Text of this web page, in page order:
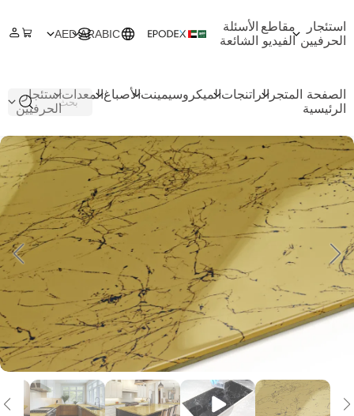
استئجار
الحرفيين
مقاطع
الفيديو
الأسئلة
الشائعة
ARABIC
AED
الصفحة
الرئيسية
المتجر الراتنجاتالميكروسيمينتالأصباغالمعداتاستئجار
الحرفيين